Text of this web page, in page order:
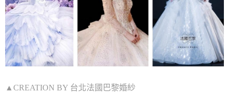
▲CREATION BY 台北法國巴黎婚紗